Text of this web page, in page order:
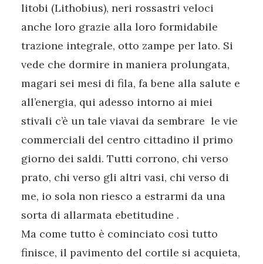
litobi (Lithobius), neri rossastri veloci
anche loro grazie alla loro formidabile
trazione integrale, otto zampe per lato. Si
vede che dormire in maniera prolungata,
magari sei mesi di fila, fa bene alla salute e
all’energia, qui adesso intorno ai miei
stivali c’è un tale viavai da sembrare le vie
commerciali del centro cittadino il primo
giorno dei saldi. Tutti corrono, chi verso
prato, chi verso gli altri vasi, chi verso di
me, io sola non riesco a estrarmi da una
sorta di allarmata ebetitudine .
Ma come tutto è cominciato così tutto
finisce, il pavimento del cortile si acquieta,